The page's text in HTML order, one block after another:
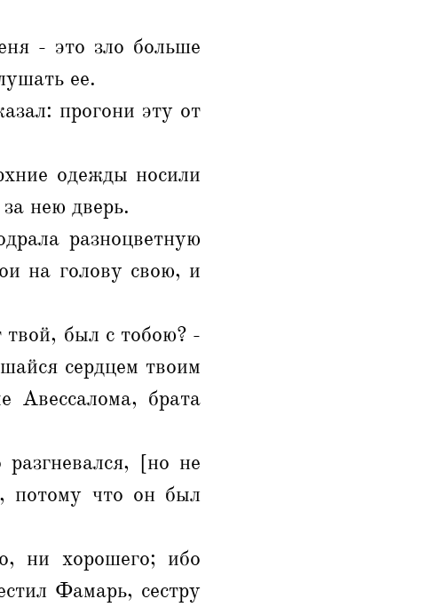
- это зло больше
ее.
прогони эту от
одежды носили
нею дверь.
разноцветную
на голову свою, и
был с тобою? -
сердцем твоим
Авессалома, брата
[но не
потому что он был
ни хорошего; ибо
Фамарь, сестру